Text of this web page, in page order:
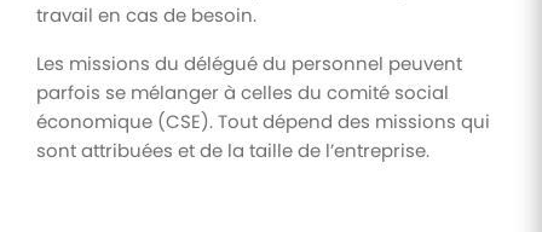
travail en cas de besoin.
Les missions du délégué du personnel peuvent
parfois se mélanger à celles du comité social
économique (CSE). Tout dépend des missions qui
sont attribuées et de la taille de l’entreprise.